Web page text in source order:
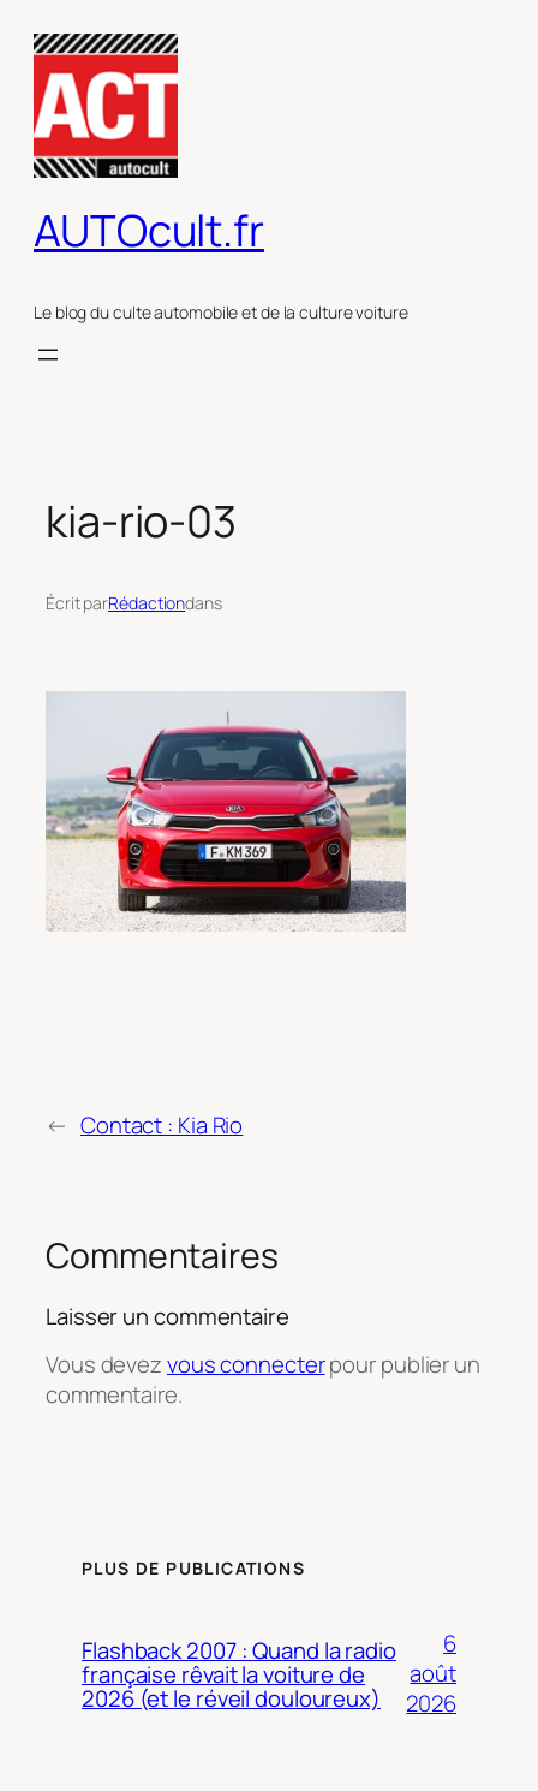
contenu
AUTOcult.fr
Le blog du culte automobile et de la culture voiture
kia-rio-03
Écrit parRédactiondans
← Contact : Kia Rio
Commentaires
Laisser un commentaire
Vous devezvous connecterpour publier un
commentaire.
PLUS DE PUBLICATIONS
Flashback 2007 : Quand la radio
française rêvait la voiture de
2026 (et le réveil douloureux)
6
août
2026